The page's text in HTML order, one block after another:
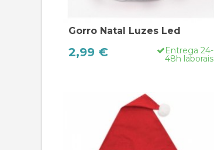
Gorro Natal Luzes Led
2,99 € Entrega 24-
48h laborais